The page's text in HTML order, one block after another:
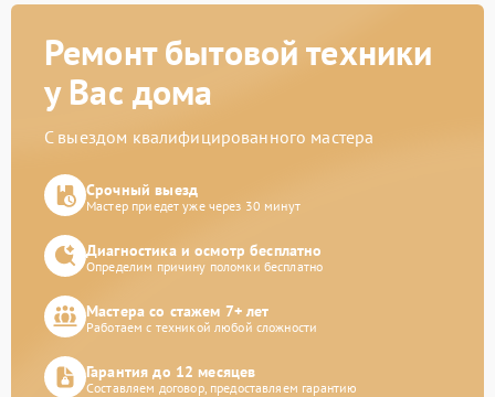
Ремонт бытовой техники
у Вас дома
С выездом квалифицированного мастера
Срочный выезд
Мастер приедет уже через 30 минут
Диагностика и осмотр бесплатно
Определим причину поломки бесплатно
Мастера со стажем 7+ лет
Работаем с техникой любой сложности
Гарантия до 12 месяцев
Составляем договор, предоставляем гарантию